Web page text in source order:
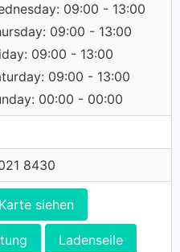
09:00 - 13:00
09:00 - 13:00
09:00 - 13:00
09:00 - 13:00
00:00 - 00:00
8430
siehen
Ladenseile